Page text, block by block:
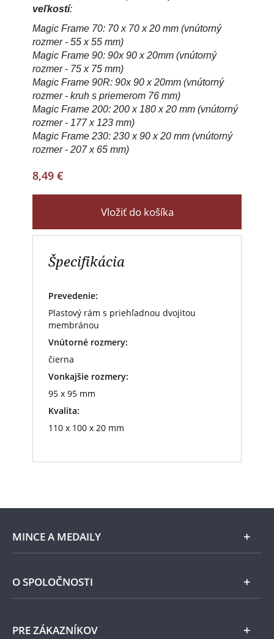
veľkostí:
Magic Frame 70: 70 x 70 x 20 mm (vnútorný
rozmer - 55 x 55 mm)
Magic Frame 90: 90x 90 x 20mm (vnútorný
rozmer - 75 x 75 mm)
Magic Frame 90R: 90x 90 x 20mm (vnútorný
rozmer - kruh s priemerom 76 mm)
Magic Frame 200: 200 x 180 x 20 mm (vnútorný
rozmer - 177 x 123 mm)
Magic Frame 230: 230 x 90 x 20 mm (vnútorný
rozmer - 207 x 65 mm)
8,49 €
Vložiť do košíka
Špecifikácia
Prevedenie:
Plastový rám s priehľadnou dvojitou
membránou
Vnútorné rozmery:
čierna
Vonkajšie rozmery:
95 x 95 mm
Kvalita:
110 x 100 x 20 mm
MINCE A MEDAILY
Len v Národnej Pokladnici
Pamätné medaily
O SPOLOČNOSTI
PRE ZÁKAZNÍKOV